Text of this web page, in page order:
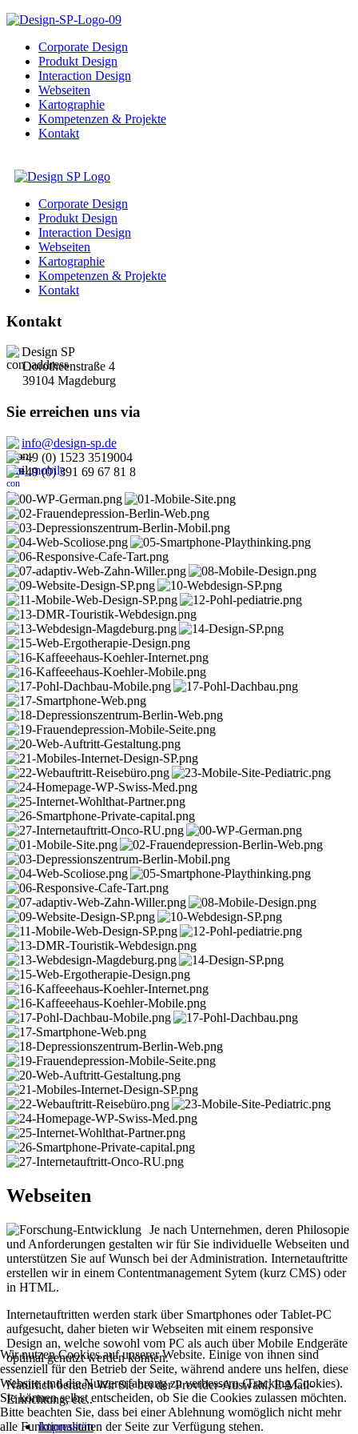
Corporate Design
Produkt Design
Interaction Design
Webseiten
Kartographie
Kompetenzen & Projekte
Kontakt
Corporate Design
Produkt Design
Interaction Design
Webseiten
Kartographie
Kompetenzen & Projekte
Kontakt
Kontakt
Design SP
Dorotheenstraße 4
39104 Magdeburg
Sie erreichen uns via
info@design-sp.de
+49 (0) 1523 3519004
+49 (0) 391 69 67 81 8
Webseiten
Je nach Unternehmen, deren Philosopie
und Anforderungen gestalten wir für Sie individuelle Webseiten und
unterstützen Sie auf Wunsch bei der Administration. Internetauftritte
erstellen wir in einem Contentmanagement Sytem (kurz CMS) oder
in HTML.
Internetauftritten werden stark über Smartphones oder Tablet-PC
aufgesucht, daher bieten wir Webseiten mit einem responsive
Design an, welche sowohl vom PC als auch über Mobile Endgeräte
optimal genutzt werden können.
Natürlich beraten Wir Sie bei der Provider-Auswahl, E-Mail-
Einrichtung, etc..
Impressum
Wir nutzen Cookies auf unserer Website. Einige von ihnen sind
essenziell für den Betrieb der Seite, während andere uns helfen, diese
Website und die Nutzererfahrung zu verbessern (Tracking Cookies).
Sie können selbst entscheiden, ob Sie die Cookies zulassen möchten.
Bitte beachten Sie, dass bei einer Ablehnung womöglich nicht mehr
alle Funktionalitäten der Seite zur Verfügung stehen.